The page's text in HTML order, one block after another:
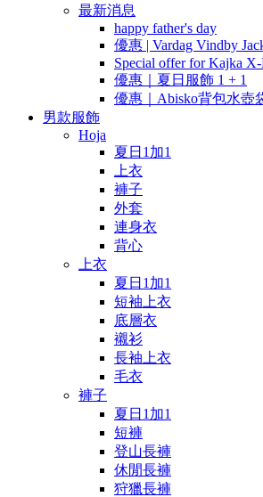
最新消息
happy father's day
優惠 | Vardag Vindby
Special offer for Kajka
優惠｜夏日服飾 1 + 1
優惠｜Abisko背包水壺
男款服飾
Hoja
夏日1加1
上衣
褲子
外套
連身衣
背心
上衣
夏日1加1
短袖上衣
底層衣
襯衫
長袖上衣
毛衣
褲子
夏日1加1
短褲
登山長褲
休閒長褲
狩獵長褲